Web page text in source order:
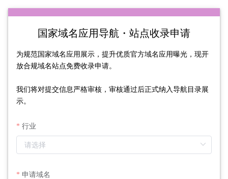
国家域名应用导航・站点收录申请
为规范国家域名应用展示，提升优质官方域名应用曝光，现开
放合规域名站点免费收录申请。
我们将对提交信息严格审核，审核通过后正式纳入导航目录展
示。
行业
申请域名